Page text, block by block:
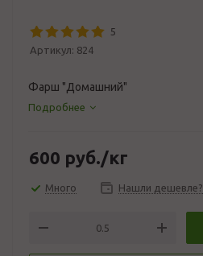
5
Артикул: 824
Фарш "Домашний"
Подробнее
600 руб./кг
Много Нашли дешевле?